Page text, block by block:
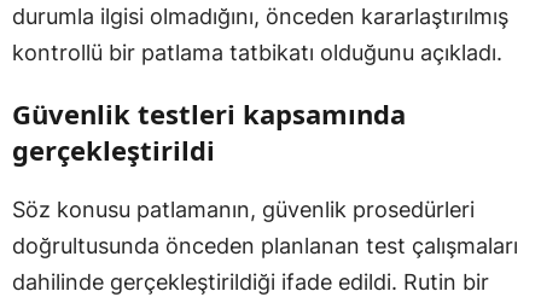
durumla ilgisi olmadığını, önceden kararlaştırılmış
kontrollü bir patlama tatbikatı olduğunu açıkladı.
Güvenlik testleri kapsamında
gerçekleştirildi
Söz konusu patlamanın, güvenlik prosedürleri
doğrultusunda önceden planlanan test çalışmaları
dahilinde gerçekleştirildiği ifade edildi. Rutin bir